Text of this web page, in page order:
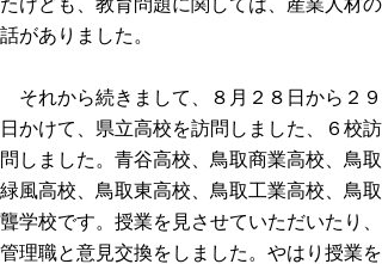
話がありました。
それから続きまして、８月２８日から２９
日かけて、県立高校を訪問しました、６校訪
問しました。青谷高校、鳥取商業高校、鳥取
緑風高校、鳥取東高校、鳥取工業高校、鳥取
聾学校です。授業を見させていただいたり、
管理職と意見交換をしました。やはり授業を